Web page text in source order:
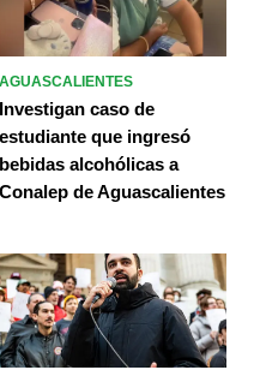
AGUASCALIENTES
Investigan caso de
estudiante que ingresó
bebidas alcohólicas a
Conalep de Aguascalientes